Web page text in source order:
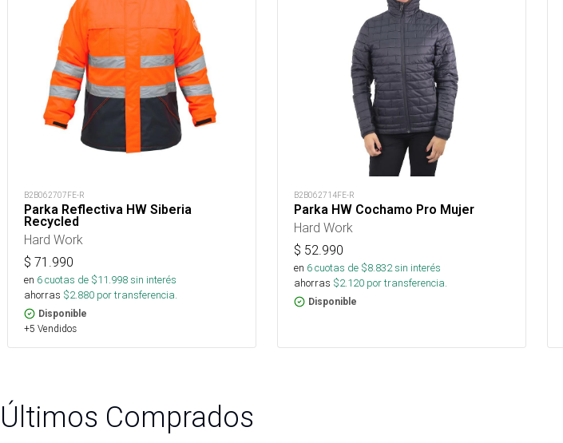
B2B062707FE-R
Parka Reflectiva HW Siberia
Recycled
Hard Work
$ 71.990
en 6cuotas de $11.998sin interés
ahorras $2.880 por transferencia.
Disponible
+5 Vendidos
B2B062714FE-R
Parka HW Cochamo Pro Mujer
Hard Work
$ 52.990
en 6cuotas de $8.832sin interés
ahorras $2.120 por transferencia.
Disponible
Últimos Comprados